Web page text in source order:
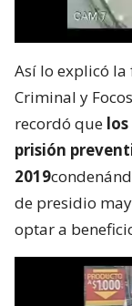
Así lo explicó
Criminal y
recordó que
prisión
2019
de presidio
optar a